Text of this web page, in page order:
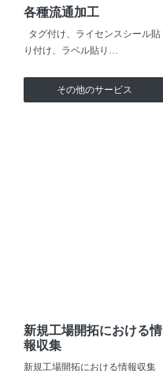
各種流通加工
タグ付け、ライセンスシール貼
り付け、ラベル貼り…
その他のサービス
新規工場開拓における情
報収集
新規工場開拓における情報収集